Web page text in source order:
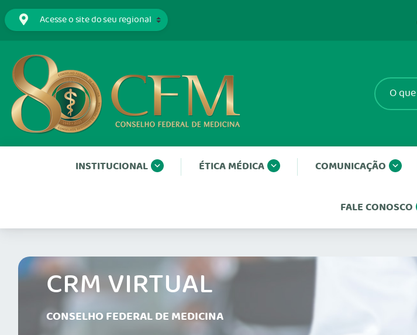
INSTITUCIONAL ÉTICA MÉDICA COMUNICAÇÃO
FALE CONOSCO
CRM VIRTUAL
CONSELHO FEDERAL DE MEDICINA